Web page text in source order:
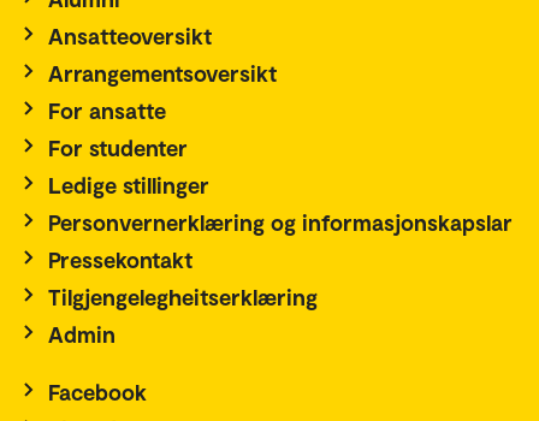
Ansatteoversikt
Arrangementsoversikt
For ansatte
For studenter
Ledige stillinger
Personvernerklæring og informasjonskapslar
Pressekontakt
Tilgjengelegheitserklæring
Admin
Facebook